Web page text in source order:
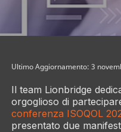
Ultimo Aggiornamento: 3
Il team Lionbridge
orgoglioso di
conferenza ISOQOL
presentato due